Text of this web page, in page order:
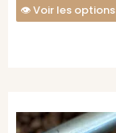
Voir les options